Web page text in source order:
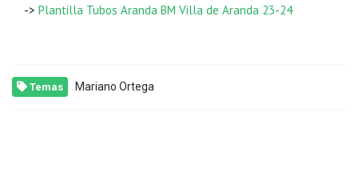
-> Plantilla Tubos Aranda BM Villa de Aranda 23-24
Temas Mariano Ortega